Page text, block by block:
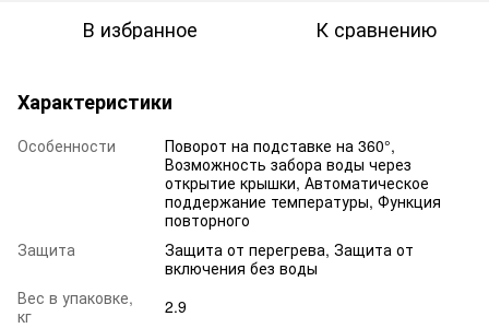
В избранное К сравнению
Характеристики
Особенности
Поворот на подставке на 360°,
Возможность забора воды через
открытие крышки, Автоматическое
поддержание температуры, Функция
повторного
Защита
Защита от перегрева, Защита от
включения без воды
Вес в упаковке,
кг
2.9